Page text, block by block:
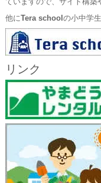
ていますので、サイト構築
他にTera school の小中学
リンク